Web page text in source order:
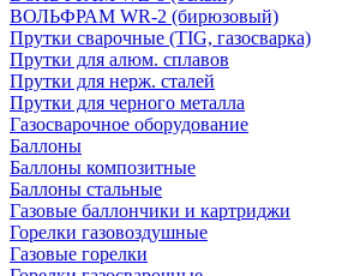
ВОЛЬФРАМ WR-2 (бирюзовый)
Прутки сварочные (TIG, газосварка)
Прутки для алюм. сплавов
Прутки для нерж. сталей
Прутки для черного металла
Газосварочное оборудование
Баллоны
Баллоны композитные
Баллоны стальные
Газовые баллончики и картриджи
Горелки газовоздушные
Газовые горелки